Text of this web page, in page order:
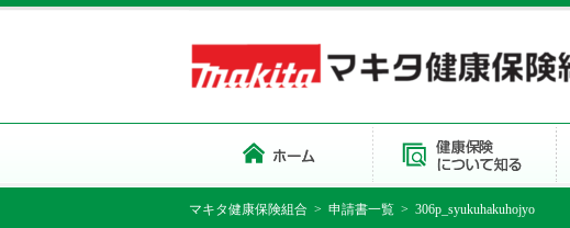
マキタ健康保険組合 > 申請書一覧 > 306p_syukuhakuhojyo